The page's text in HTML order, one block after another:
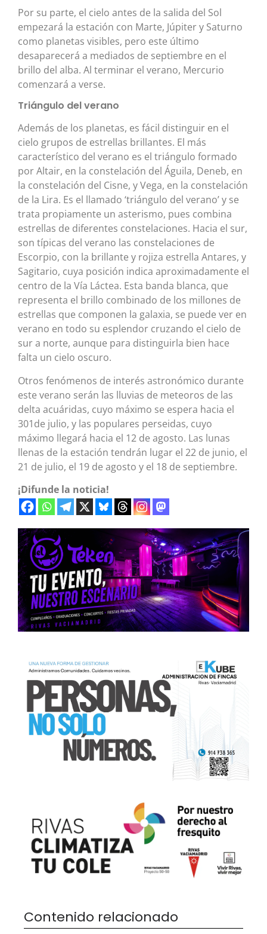
Por su parte, el cielo antes de la salida del Sol
empezará la estación con Marte, Júpiter y Saturno
como planetas visibles, pero este último
desaparecerá a mediados de septiembre en el
brillo del alba. Al terminar el verano, Mercurio
comenzará a verse.
Triángulo del verano
Además de los planetas, es fácil distinguir en el
cielo grupos de estrellas brillantes. El más
característico del verano es el triángulo formado
por Altair, en la constelación del Águila, Deneb, en
la constelación del Cisne, y Vega, en la constelación
de la Lira. Es el llamado ‘triángulo del verano’ y se
trata propiamente un asterismo, pues combina
estrellas de diferentes constelaciones. Hacia el sur,
son típicas del verano las constelaciones de
Escorpio, con la brillante y rojiza estrella Antares, y
Sagitario, cuya posición indica aproximadamente el
centro de la Vía Láctea. Esta banda blanca, que
representa el brillo combinado de los millones de
estrellas que componen la galaxia, se puede ver en
verano en todo su esplendor cruzando el cielo de
sur a norte, aunque para distinguirla bien hace
falta un cielo oscuro.
Otros fenómenos de interés astronómico durante
este verano serán las lluvias de meteoros de las
delta acuáridas, cuyo máximo se espera hacia el
301de julio, y las populares perseidas, cuyo
máximo llegará hacia el 12 de agosto. Las lunas
llenas de la estación tendrán lugar el 22 de junio, el
21 de julio, el 19 de agosto y el 18 de septiembre.
¡Difunde la noticia!
Contenido relacionado